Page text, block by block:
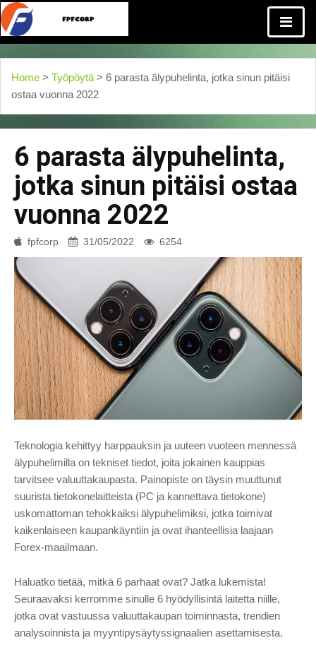
Home > Työpöytä > 6 parasta älypuhelinta, jotka sinun pitäisi
ostaa vuonna 2022
6 parasta älypuhelinta,
jotka sinun pitäisi ostaa
vuonna 2022
fpfcorp 31/05/2022 6254
Teknologia kehittyy harppauksin ja uuteen vuoteen mennessä
älypuhelimilla on tekniset tiedot, joita jokainen kauppias
tarvitsee valuuttakaupasta. Painopiste on täysin muuttunut
suurista tietokonelaitteista (PC ja kannettava tietokone)
uskomattoman tehokkaiksi älypuhelimiksi, jotka toimivat
kaikenlaiseen kaupankäyntiin ja ovat ihanteellisia laajaan
Forex-maailmaan.
Haluatko tietää, mitkä 6 parhaat ovat? Jatka lukemista!
Seuraavaksi kerromme sinulle 6 hyödyllisintä laitetta niille,
jotka ovat vastuussa valuuttakaupan toiminnasta, trendien
analysoinnista ja myyntipysäytyssignaalien asettamisesta.